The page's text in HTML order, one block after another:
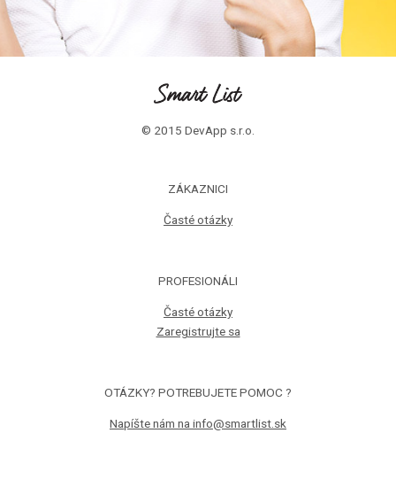
© 2015 DevApp s.r.o.
ZÁKAZNICI
Časté otázky
PROFESIONÁLI
Časté otázky
Zaregistrujte sa
OTÁZKY? POTREBUJETE POMOC ?
Napíšte nám na info@smartlist.sk